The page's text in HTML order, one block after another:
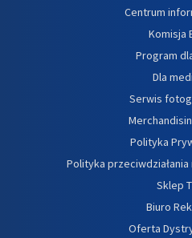
Centrum
Komisja
Program
Dla
Serwis
Polityka
Polityka
Sklep
Biuro
Oferta